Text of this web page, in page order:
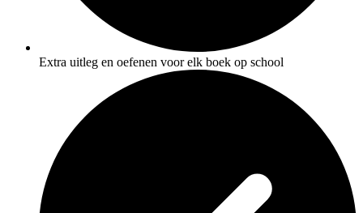
Extra uitleg en oefenen voor elk boek op school